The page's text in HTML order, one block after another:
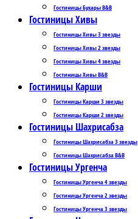
Гостиницы Бухары B&B
Гостиницы Хивы
Гостиницы Хивы 3 звезды
Гостиницы Хивы 2 звезды
Гостиницы Хивы 4 звезды
Гостиницы Хивы B&B
Гостиницы Карши
Гостиницы Карши 3 звезды
Гостиницы Карши 2 звезды
Гостиницы Шахрисабза
Гостиницы Шахрисабза 3 звезды
Гостиницы Шахрисабза B&B
Гостиницы Ургенча
Гостиницы Ургенча 4 звезды
Гостиницы Ургенча 2 звезды
Гостиницы Ургенча 3 звезды